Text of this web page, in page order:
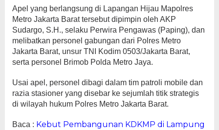
Apel yang berlangsung di Lapangan Hijau Mapolres
Metro Jakarta Barat tersebut dipimpin oleh AKP
Sudargo, S.H., selaku Perwira Pengawas (Paping), dan
melibatkan personel gabungan dari Polres Metro
Jakarta Barat, unsur TNI Kodim 0503/Jakarta Barat,
serta personel Brimob Polda Metro Jaya.
Usai apel, personel dibagi dalam tim patroli mobile dan
razia stasioner yang disebar ke sejumlah titik strategis
di wilayah hukum Polres Metro Jakarta Barat.
Baca : Kebut Pembangunan KDKMP di Lampung